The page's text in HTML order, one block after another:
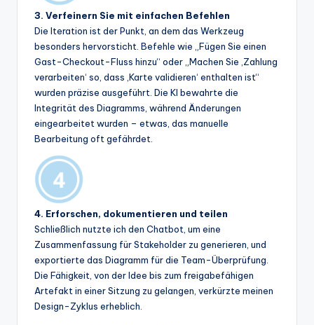
3. Verfeinern Sie mit einfachen Befehlen
Die Iteration ist der Punkt, an dem das Werkzeug
besonders hervorsticht. Befehle wie „Fügen Sie einen
Gast-Checkout-Fluss hinzu“ oder „Machen Sie ‚Zahlung
verarbeiten‘ so, dass ‚Karte validieren‘ enthalten ist“
wurden präzise ausgeführt. Die KI bewahrte die
Integrität des Diagramms, während Änderungen
eingearbeitet wurden – etwas, das manuelle
Bearbeitung oft gefährdet.
4. Erforschen, dokumentieren und teilen
Schließlich nutzte ich den Chatbot, um eine
Zusammenfassung für Stakeholder zu generieren, und
exportierte das Diagramm für die Team-Überprüfung.
Die Fähigkeit, von der Idee bis zum freigabefähigen
Artefakt in einer Sitzung zu gelangen, verkürzte meinen
Design-Zyklus erheblich.